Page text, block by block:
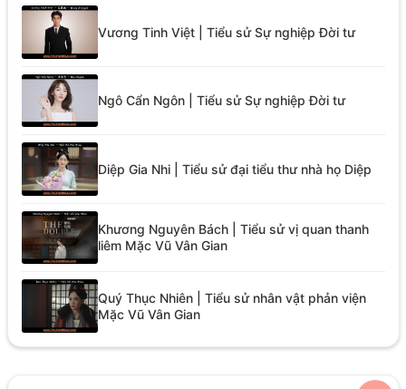
Vương Tinh Việt | Tiểu sử Sự nghiệp Đời tư
Ngô Cẩn Ngôn | Tiểu sử Sự nghiệp Đời tư
Diệp Gia Nhi | Tiểu sử đại tiểu thư nhà họ Diệp
Khương Nguyên Bách | Tiểu sử vị quan thanh
liêm Mặc Vũ Vân Gian
Quý Thục Nhiên | Tiểu sử nhân vật phản viện
Mặc Vũ Vân Gian